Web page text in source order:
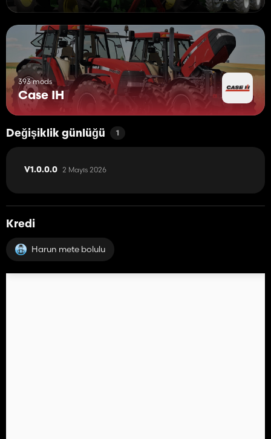
393 mods
Case IH
Değişiklik günlüğü 1
V1.0.0.0 2 Mayıs 2026
Kredi
Harun mete bolulu